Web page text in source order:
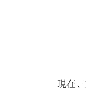
現在